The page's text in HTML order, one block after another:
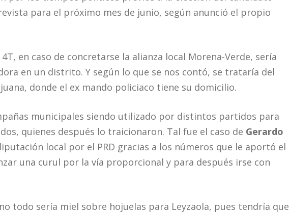
para el próximo mes de junio, según anunció el propio
en caso de concretarse la alianza local Morena-Verde, sería
en un distrito. Y según lo que se nos contó, se trataría del
donde el ex mando policiaco tiene su domicilio.
municipales siendo utilizado por distintos partidos para
quienes después lo traicionaron. Tal fue el caso de Gerardo
local por el PRD gracias a los números que le aportó el
una curul por la vía proporcional y para después irse con
todo sería miel sobre hojuelas para Leyzaola, pues tendría que